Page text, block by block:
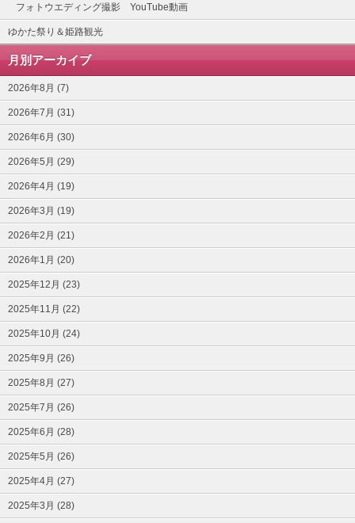
フォトウエディング撮影 YouTube動画
ゆかた祭り＆姫路観光
月別アーカイブ
2026年8月 (7)
2026年7月 (31)
2026年6月 (30)
2026年5月 (29)
2026年4月 (19)
2026年3月 (19)
2026年2月 (21)
2026年1月 (20)
2025年12月 (23)
2025年11月 (22)
2025年10月 (24)
2025年9月 (26)
2025年8月 (27)
2025年7月 (26)
2025年6月 (28)
2025年5月 (26)
2025年4月 (27)
2025年3月 (28)